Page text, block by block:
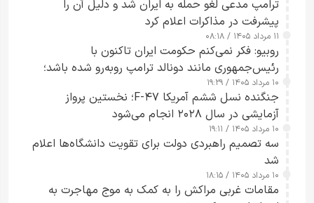
ترامپ مدعی لغو حمله به ایران شد و دلیل آن را
پیشرفت در مذاکرات اعلام کرد
۱۱ مرداد ۱۴۰۵ / ۰۸:۱۸
روبیو: فکر نمی‌کنم حکومت ایران تاکنون با
رئیس‌جمهوری مانند دونالد ترامپ روبه‌رو شده باشد؛
کسی که واقعاً دست به اقدام می‌زند
۱۰ مرداد ۱۴۰۵ / ۱۹:۲۹
جنگنده نسل ششم آمریکا F-۴۷؛ نخستین پرواز
آزمایشی در سال ۲۰۲۸ انجام می‌شود
۱۰ مرداد ۱۴۰۵ / ۱۹:۱۱
سه تصمیم راهبردی دولت برای تقویت دانشگاه‌ها اعلام
شد
۱۰ مرداد ۱۴۰۵ / ۱۸:۱۵
مقامات غربی مراکش را به کمک به موج مهاجرت به